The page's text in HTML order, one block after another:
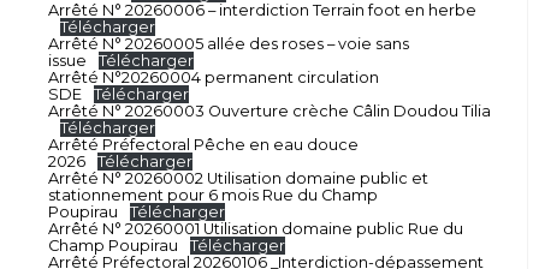
Arrêté N° 20260006 – interdiction Terrain foot en herbe
Télécharger
Arrêté N° 20260005 allée des roses – voie sans
issue
Télécharger
Arrêté N°20260004 permanent circulation
SDE
Télécharger
Arrêté N° 20260003 Ouverture crèche Câlin Doudou Tilia
Télécharger
Arrêté Préfectoral Pêche en eau douce
2026
Télécharger
Arrêté N° 20260002 Utilisation domaine public et
stationnement pour 6 mois Rue du Champ
Poupirau
Télécharger
Arrêté N° 20260001 Utilisation domaine public Rue du
Champ Poupirau
Télécharger
Arrêté Préfectoral 20260106 _Interdiction-dépassement